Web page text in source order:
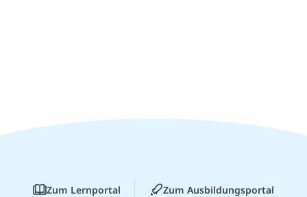
Zum Lernportal Zum Ausbildungsportal